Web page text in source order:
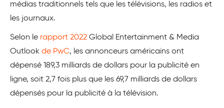
médias traditionnels tels que les télévisions, les radios et
les journaux.
Selon le rapport 2022 Global Entertainment & Media
Outlook de PwC, les annonceurs américains ont
dépensé 189,3 milliards de dollars pour la publicité en
ligne, soit 2,7 fois plus que les 69,7 milliards de dollars
dépensés pour la publicité à la télévision.